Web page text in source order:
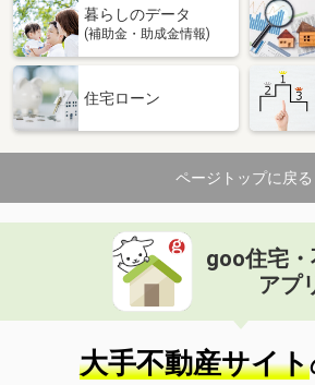
暮らしのデータ
(補助金・助成金情報)
住宅ローン
ページトップに戻る
goo住宅
アプ
大手不動産サイト